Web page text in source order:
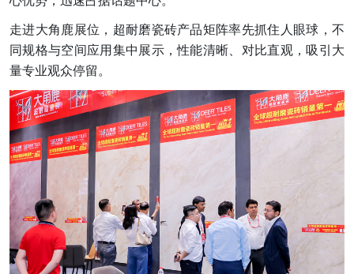
走进大角鹿展位，超耐磨瓷砖产品矩阵率先抓住人眼球，不
同规格与空间应用集中展示，性能清晰、对比直观，吸引大
量专业观众停留。